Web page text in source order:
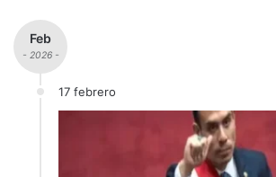
Feb
- 2026 -
17 febrero